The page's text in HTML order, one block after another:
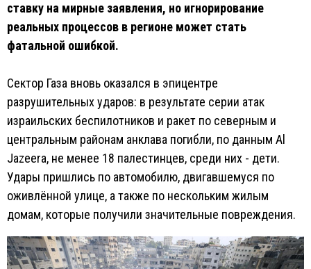
ставку на мирные заявления, но игнорирование
реальных процессов в регионе может стать
фатальной ошибкой.
Сектор Газа вновь оказался в эпицентре
разрушительных ударов: в результате серии атак
израильских беспилотников и ракет по северным и
центральным районам анклава погибли, по данным Al
Jazeera, не менее 18 палестинцев, среди них - дети.
Удары пришлись по автомобилю, двигавшемуся по
оживлённой улице, а также по нескольким жилым
домам, которые получили значительные повреждения.